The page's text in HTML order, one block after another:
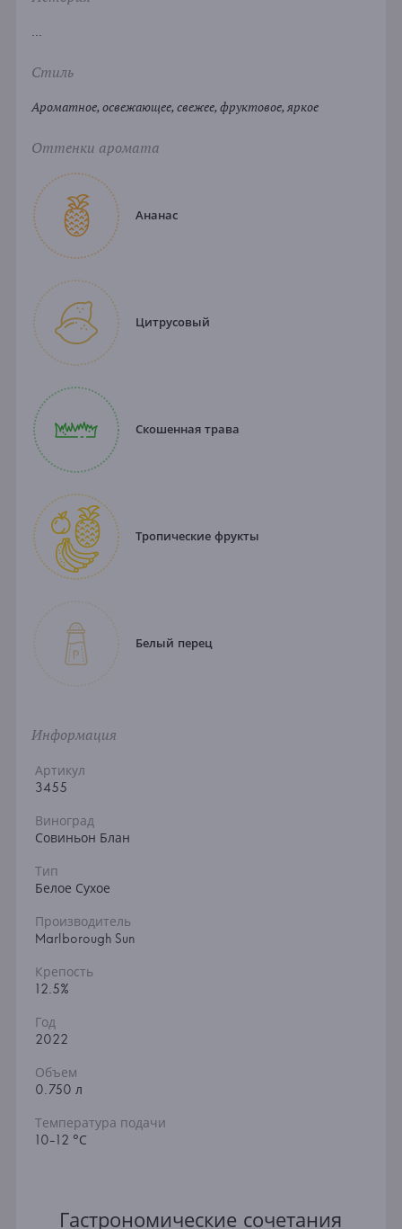
...
Стиль
Ароматное, освежающее, свежее, фруктовое, яркое
Оттенки аромата
Ананас
Цитрусовый
Скошенная трава
Тропические фрукты
Белый перец
Информация
Артикул
3455
Виноград
Совиньон Блан
Тип
Белое Сухое
Производитель
Marlborough Sun
Крепость
12.5%
Год
2022
Объем
0.750 л
Температура подачи
10-12 °С
Гастрономические сочетания